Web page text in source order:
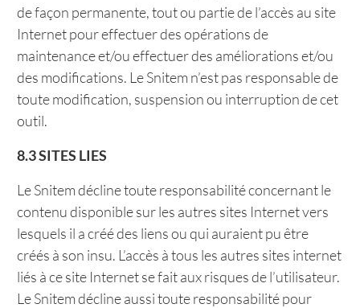
de façon permanente, tout ou partie de l’accès au site
Internet pour effectuer des opérations de
maintenance et/ou effectuer des améliorations et/ou
des modifications. Le Snitem n’est pas responsable de
toute modification, suspension ou interruption de cet
outil.
8.3 SITES LIES
Le Snitem décline toute responsabilité concernant le
contenu disponible sur les autres sites Internet vers
lesquels il a créé des liens ou qui auraient pu être
créés à son insu. L’accès à tous les autres sites internet
liés à ce site Internet se fait aux risques de l’utilisateur.
Le Snitem décline aussi toute responsabilité pour